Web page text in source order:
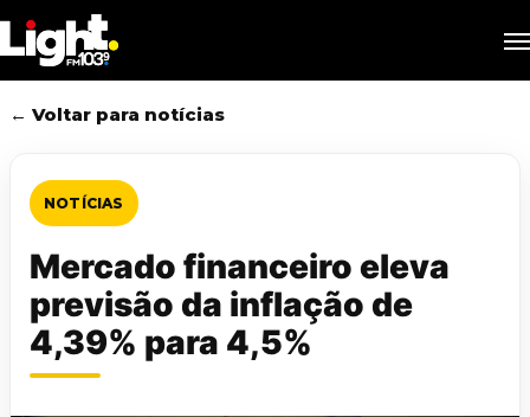
to
main
content
← Voltar para notícias
NOTÍCIAS
Mercado financeiro eleva
previsão da inflação de
4,39% para 4,5%